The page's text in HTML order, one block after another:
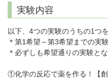
実験内容
以下、4つの実験のうちの1つ
＊第1希望～第3希望までの実
＊必ずしも希望通りの実験と
①化学の反応で薬を作る！【